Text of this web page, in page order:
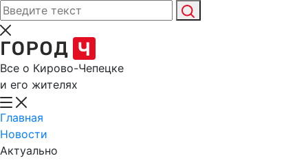
Все о Кирово-Чепецке
и его жителях
Главная
Новости
Актуально